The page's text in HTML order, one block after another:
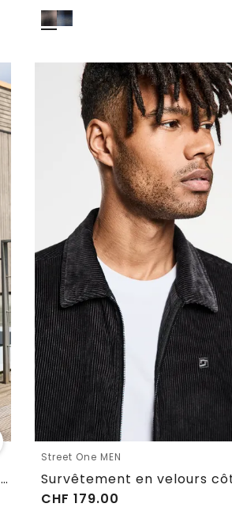
Surchemise à carreaux avec poches poitrine
Street One MEN
CHF 179.00